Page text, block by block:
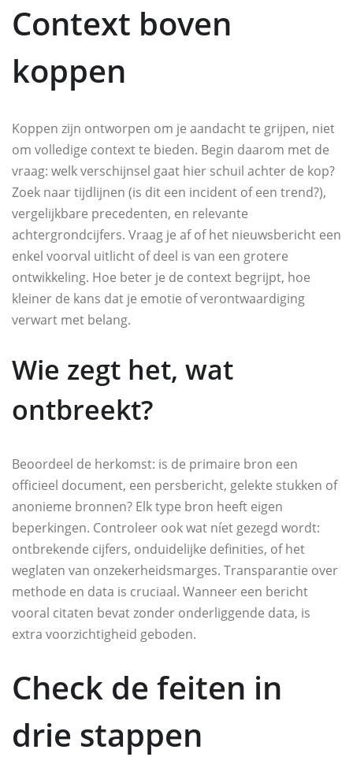
Context boven
koppen
Koppen zijn ontworpen om je aandacht te grijpen, niet
om volledige context te bieden. Begin daarom met de
vraag: welk verschijnsel gaat hier schuil achter de kop?
Zoek naar tijdlijnen (is dit een incident of een trend?),
vergelijkbare precedenten, en relevante
achtergrondcijfers. Vraag je af of het nieuwsbericht een
enkel voorval uitlicht of deel is van een grotere
ontwikkeling. Hoe beter je de context begrijpt, hoe
kleiner de kans dat je emotie of verontwaardiging
verwart met belang.
Wie zegt het, wat
ontbreekt?
Beoordeel de herkomst: is de primaire bron een
officieel document, een persbericht, gelekte stukken of
anonieme bronnen? Elk type bron heeft eigen
beperkingen. Controleer ook wat níet gezegd wordt:
ontbrekende cijfers, onduidelijke definities, of het
weglaten van onzekerheidsmarges. Transparantie over
methode en data is cruciaal. Wanneer een bericht
vooral citaten bevat zonder onderliggende data, is
extra voorzichtigheid geboden.
Check de feiten in
drie stappen